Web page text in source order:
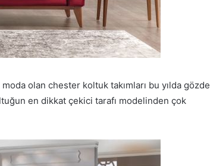
olan chester koltuk takımları bu yılda gözde
en dikkat çekici tarafı modelinden çok